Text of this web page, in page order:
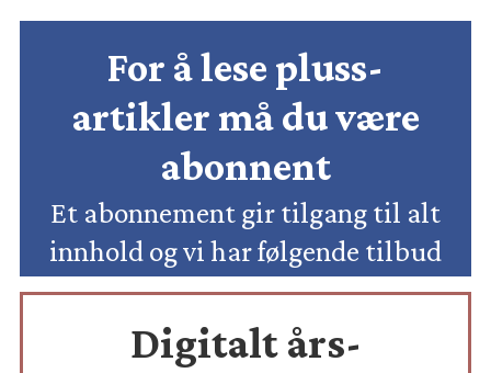
For å lese pluss-
artikler må du være
abonnent
Et abonnement gir tilgang til alt
innhold og vi har følgende tilbud
Digitalt års-